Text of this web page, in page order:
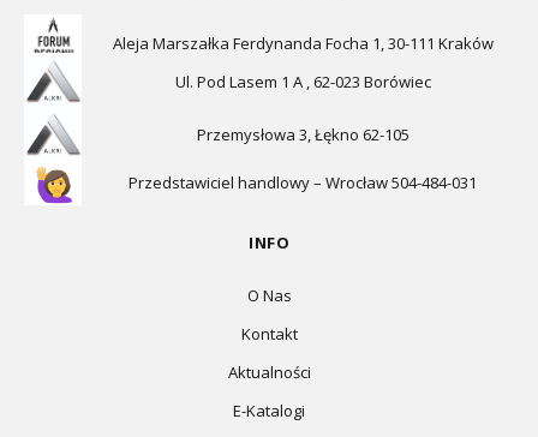
Aleja Marszałka Ferdynanda Focha 1, 30-111 Kraków
Ul. Pod Lasem 1 A , 62-023 Borówiec
Przemysłowa 3, Łękno 62-105
Przedstawiciel handlowy – Wrocław 504-484-031
INFO
O Nas
Kontakt
Aktualności
E-Katalogi